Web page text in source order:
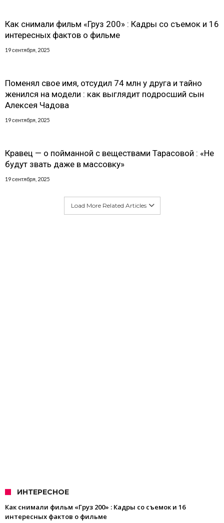
Как снимали фильм «Груз 200» : Кадры со съемок и 16
интересных фактов о фильме
19 сентября, 2025
Поменял свое имя, отсудил 74 млн у друга и тайно
женился на модели : как выглядит подросший сын
Алексея Чадова
19 сентября, 2025
Кравец — о пойманной с веществами Тарасовой : «Не
будут звать даже в массовку»
19 сентября, 2025
Load More Related Articles
ИНТЕРЕСНОЕ
Как снимали фильм «Груз 200» : Кадры со съемок и 16
интересных фактов о фильме